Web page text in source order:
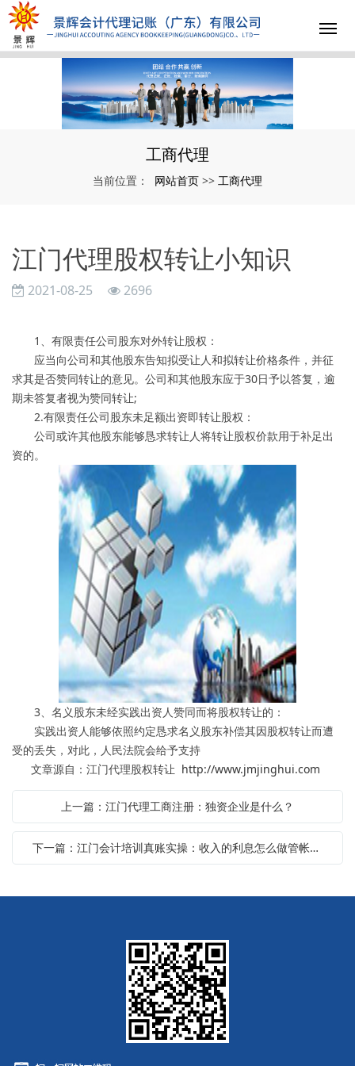
工商代理
当前位置： 网站首页 >> 工商代理
江门代理股权转让小知识
2021-08-25 2696
1、有限责任公司股东对外转让股权：
应当向公司和其他股东告知拟受让人和拟转让价格条件，并征
求其是否赞同转让的意见。公司和其他股东应于30日予以答复，逾
期未答复者视为赞同转让;
2.有限责任公司股东未足额出资即转让股权：
公司或许其他股东能够恳求转让人将转让股权价款用于补足出
资的。
3、名义股东未经实践出资人赞同而将股权转让的：
实践出资人能够依照约定恳求名义股东补偿其因股权转让而遭
受的丢失，对此，人民法院会给予支持
文章源自：江门代理股权转让 http://www.jmjinghui.com
上一篇：江门代理工商注册：独资企业是什么？
下一篇：江门会计培训真账实操：收入的利息怎么做管帐处理？